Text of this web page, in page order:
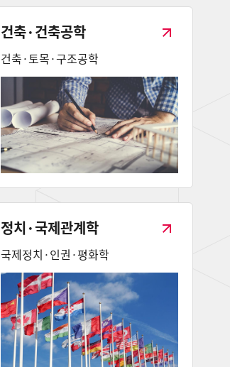
건축·건축공학
건축·토목·구조공학
정치·국제관계학
국제정치·인권·평화학